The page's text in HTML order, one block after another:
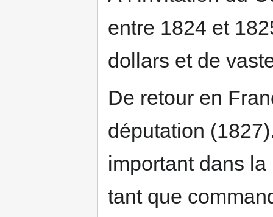
entre 1824 et
dollars et de
De retour en
députation
important dans
tant que